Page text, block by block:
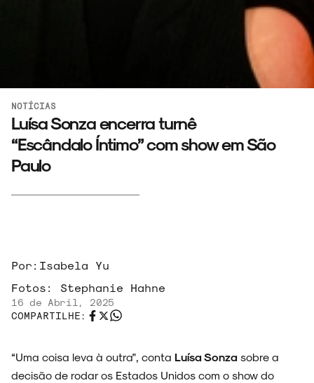
ARQUIVO
NOTÍCIAS
Luísa Sonza encerra turnê
“Escândalo Íntimo” com show em São
Paulo
Por: Isabela Yu
Fotos: Stephanie Hahne
16 de Abril, 2025
COMPARTILHE:
“Uma coisa leva à outra", conta Luísa Sonza sobre a
decisão de rodar os Estados Unidos com o show do